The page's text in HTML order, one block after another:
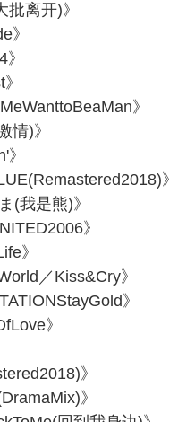
离开)》
》
》
情)》
》
(我是熊)》
》
》
／Kiss&Cry》
》
》
》
》